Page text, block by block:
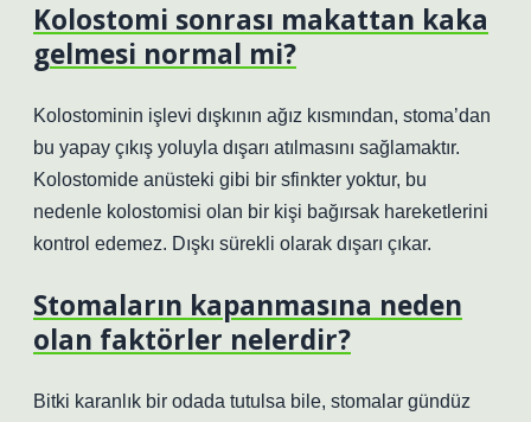
Kolostomi sonrası makattan kaka
gelmesi normal mi?
Kolostominin işlevi dışkının ağız kısmından, stoma’dan
bu yapay çıkış yoluyla dışarı atılmasını sağlamaktır.
Kolostomide anüsteki gibi bir sfinkter yoktur, bu
nedenle kolostomisi olan bir kişi bağırsak hareketlerini
kontrol edemez. Dışkı sürekli olarak dışarı çıkar.
Stomaların kapanmasına neden
olan faktörler nelerdir?
Bitki karanlık bir odada tutulsa bile, stomalar gündüz